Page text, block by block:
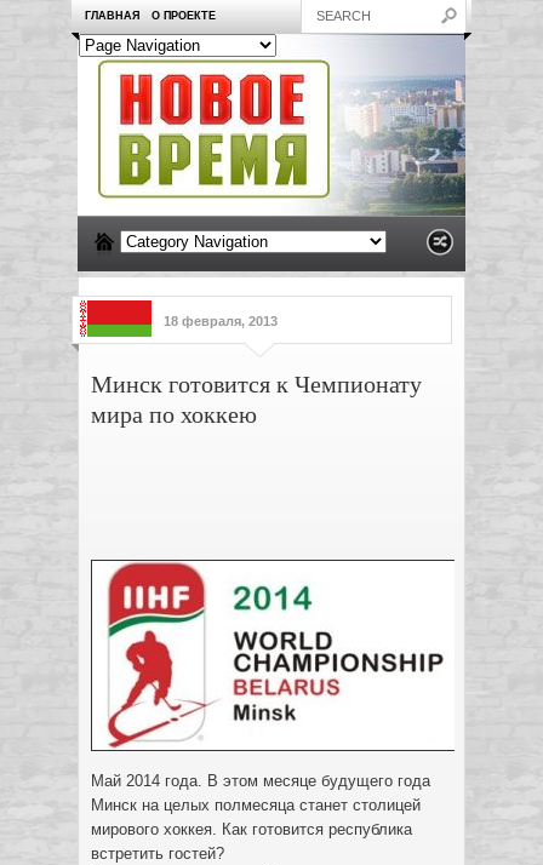
ГЛАВНАЯ О ПРОЕКТЕ
18 февраля, 2013
Минск готовится к Чемпионату
мира по хоккею
Май 2014 года. В этом месяце будущего года
Минск на целых полмесяца станет столицей
мирового хоккея. Как готовится республика
встретить гостей?